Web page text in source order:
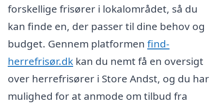
forskellige frisører i lokalområdet, så du
kan finde en, der passer til dine behov og
budget. Gennem platformen find-
herrefrisør.dk kan du nemt få en oversigt
over herrefrisører i Store Andst, og du har
mulighed for at anmode om tilbud fra